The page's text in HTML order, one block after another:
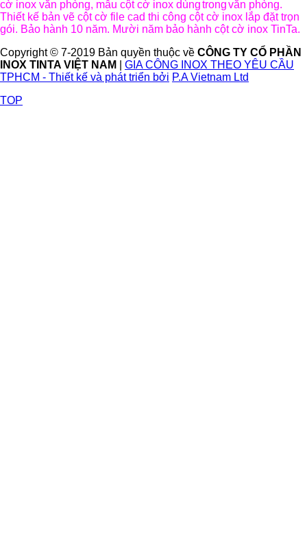
cờ inox văn phòng, mẫu cột cờ inox dùngtrongvăn phòng.
Thiết kế bản vẽ cột cờ file cad thi công cột cờ inox lắp đặt trọn
gói. Bảo hành 10 năm. Mười năm bảo hành cột cờ inox TinTa.
Copyright © 7-2019 Bản quyền thuộc về CÔNG TY CỔ PHẦN
INOX TINTA VIỆT NAM
GIA CÔNG INOX THEO YÊU CẦU
TPHCM - Thiết kế và phát triển bởi P.A Vietnam Ltd
TOP